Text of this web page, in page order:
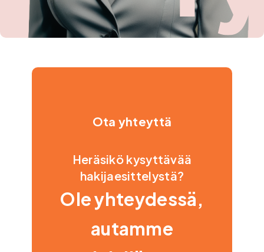
Ota yhteyttä
Heräsikö kysyttävää
hakijaesittelystä?
Ole yhteydessä,
autamme